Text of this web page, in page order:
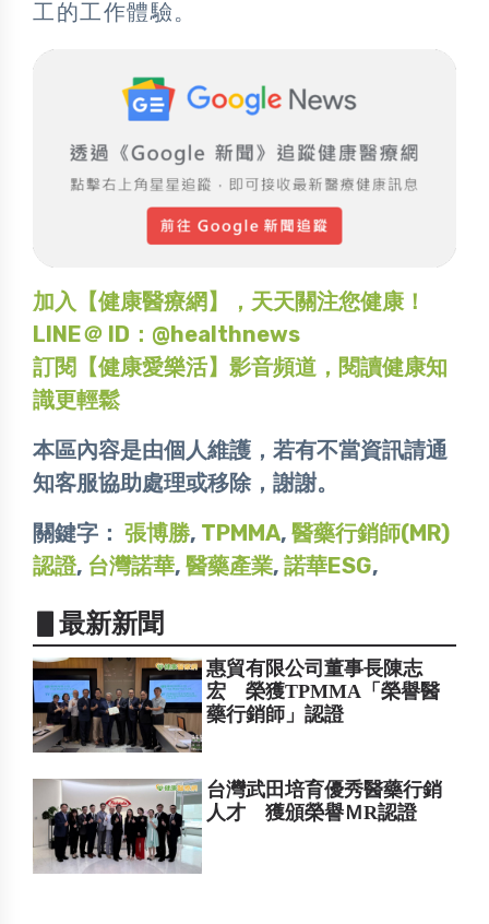
工的工作體驗。
加入【健康醫療網】，天天關注您健康！
LINE＠ ID：@healthnews
訂閱【健康愛樂活】影音頻道，閱讀健康知
識更輕鬆
本區內容是由個人維護，若有不當資訊請通
知客服協助處理或移除，謝謝。
關鍵字： 張博勝, TPMMA, 醫藥行銷師(MR)
認證, 台灣諾華, 醫藥產業, 諾華ESG,
▋最新新聞
惠貿有限公司董事長陳志
宏 榮獲TPMMA「榮譽醫
藥行銷師」認證
台灣武田培育優秀醫藥行銷
人才 獲頒榮譽ＭR認證